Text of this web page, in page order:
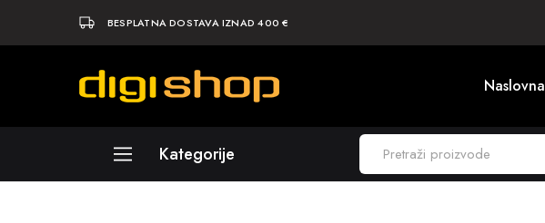
BESPLATNA DOSTAVA IZNAD 400 €
Digishop
Vaša Naslovna
Kategorije